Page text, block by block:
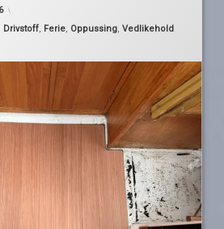
Drivstoff, Ferie, Oppussing,Vedlikehold